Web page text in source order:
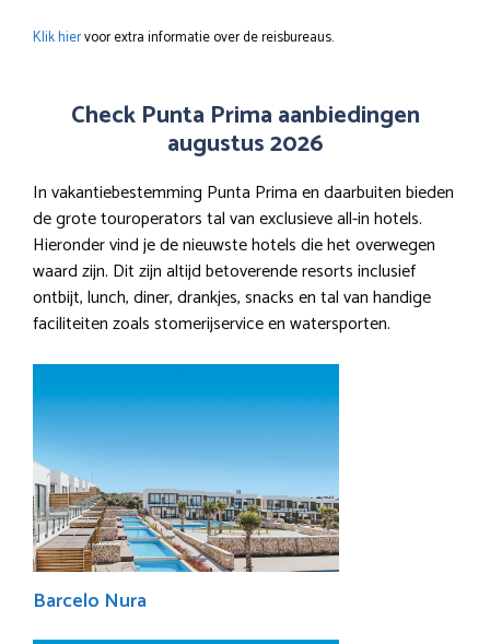
Klik hiervoor extra informatie over de reisbureaus.
Check Punta Prima aanbiedingen
augustus 2026
In vakantiebestemming Punta Prima en daarbuiten bieden
de grote touroperators tal van exclusieve all-in hotels.
Hieronder vind je de nieuwste hotels die het overwegen
waard zijn. Dit zijn altijd betoverende resorts inclusief
ontbijt, lunch, diner, drankjes, snacks en tal van handige
faciliteiten zoals stomerijservice en watersporten.
Barcelo Nura